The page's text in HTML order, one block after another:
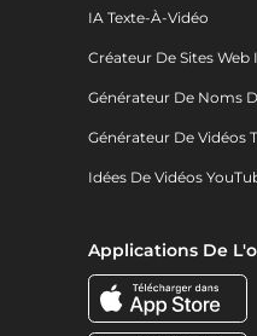
IA Texte-À-Vidéo
Créateur De Sites Web
Générateur De Noms
Générateur De Vidéos
Idées De Vidéos
Applications De